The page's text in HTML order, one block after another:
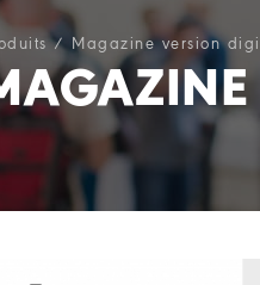
/ Magazine version